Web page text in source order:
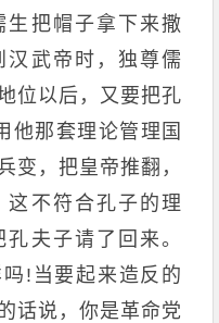
生把帽子拿下来撒
汉武帝时，独尊儒
位以后，又要把孔
他那套理论管理国
变，把皇帝推翻，
这不符合孔子的理
夫子请了回来。
!当要起来造反的
话说，你是革命党